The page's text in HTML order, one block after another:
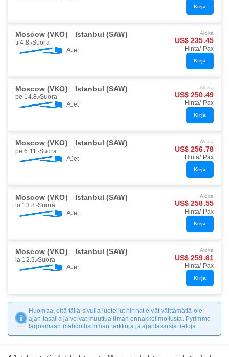
Kirja
Moscow (VKO) Istanbul (SAW)
ti 4.8. Suora
AJet
Aloita
US$ 235.45
Hinta/ Pax
Kirja
Moscow (VKO) Istanbul (SAW)
pe 14.8. Suora
AJet
Aloita
US$ 250.49
Hinta/ Pax
Kirja
Moscow (VKO) Istanbul (SAW)
pe 6.11. Suora
AJet
Aloita
US$ 256.78
Hinta/ Pax
Kirja
Moscow (VKO) Istanbul (SAW)
to 13.8. Suora
AJet
Aloita
US$ 258.55
Hinta/ Pax
Kirja
Moscow (VKO) Istanbul (SAW)
la 12.9. Suora
AJet
Aloita
US$ 259.61
Hinta/ Pax
Kirja
Huomaa, että tällä sivulla luetellut hinnat eivät välttämättä ole
ajan tasalla ja voivat muuttua ilman ennakkoilmoitusta. Pyrimme
tarjoamaan mahdollisimman tarkkoja ja ajantasaisia tietoja.